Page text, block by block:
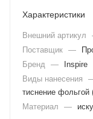
Характеристики
Внешний артикул
Поставщик —
Бренд
—
Inspire
Виды нанесения
тиснение фольгой
Материал
—